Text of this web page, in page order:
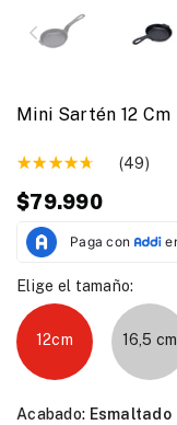
Mini Sartén 12 Cm
(49)
Precio
habitual
$79.990
Elige el tamaño:
12cm 16,5 cm
Acabado: Esmaltado